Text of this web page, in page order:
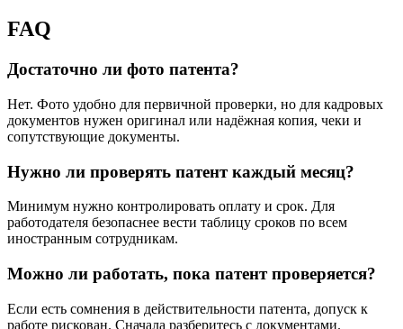
FAQ
Достаточно ли фото патента?
Нет. Фото удобно для первичной проверки, но для кадровых
документов нужен оригинал или надёжная копия, чеки и
сопутствующие документы.
Нужно ли проверять патент каждый месяц?
Минимум нужно контролировать оплату и срок. Для
работодателя безопаснее вести таблицу сроков по всем
иностранным сотрудникам.
Можно ли работать, пока патент проверяется?
Если есть сомнения в действительности патента, допуск к
работе рискован. Сначала разберитесь с документами.